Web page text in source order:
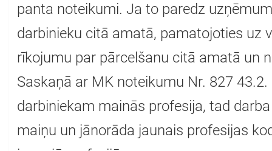
panta noteikumi. Ja to paredz
darbinieku citā amatā, pamatojoties uz
rīkojumu par pārcelšanu citā amatā un
Saskaņā ar MK noteikumu Nr. 827
darbiniekam mainās profesija, tad
maiņu un jānorāda jaunais profesijas